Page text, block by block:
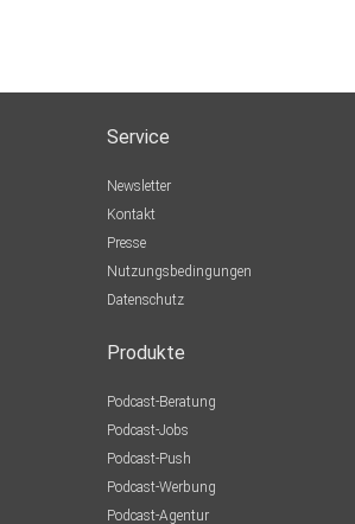
Service
Newsletter
Kontakt
Presse
Nutzungsbedingungen
Datenschutz
Produkte
Podcast-Beratung
Podcast-Jobs
Podcast-Push
Podcast-Werbung
Podcast-Agentur